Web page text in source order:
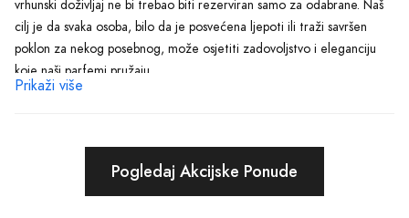
vrhunski doživljaj ne bi trebao biti rezerviran samo za odabrane. Naš
cilj je da svaka osoba, bilo da je posvećena ljepoti ili traži savršen
poklon za nekog posebnog, može osjetiti zadovoljstvo i eleganciju
koje naši parfemi pružaju.
i dubokih mirisa, naša paleta će vas oduševiti. Pored toga, prisutna je i
linija uniseks parfema koja spaja i povezuje ljude kroz neprolazne
Prikaži više
Pogledaj Akcijske Ponude